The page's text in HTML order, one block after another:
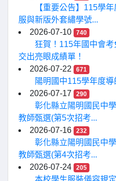
【重要公告】115學
服與新版外套繡學號...
2026-07-10
740
狂賀！115年國中會
交出亮眼成績單！
2026-07-22
671
陽明國中115學年度
2026-07-17
290
彰化縣立陽明國民中
教師甄選(第5次招考...
2026-07-16
232
彰化縣立陽明國民中
教師甄選(第4次招考...
2026-07-24
205
本校學生服裝儀容規